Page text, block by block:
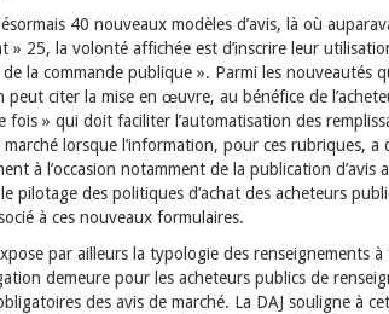
40 nouveaux modèles d’avis, là où
» 25, la volonté affichée est d’inscrire leur
la commande publique ». Parmi les nouveautés
peut citer la mise en œuvre, au bénéfice de
fois » qui doit faciliter l’automatisation des
marché lorsque l’information, pour ces rubriques, a
à l’occasion notamment de la publication
pilotage des politiques d’achat des acheteurs
à ces nouveaux formulaires.
par ailleurs la typologie des renseignements
demeure pour les acheteurs publics de
des avis de marché. La DAJ souligne à